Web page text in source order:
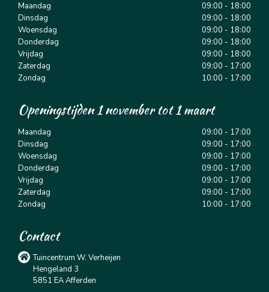
Maandag
09:00 - 18:00
Dinsdag
09:00 - 18:00
Woensdag
09:00 - 18:00
Donderdag
09:00 - 18:00
Vrijdag
09:00 - 18:00
Zaterdag
09:00 - 17:00
Zondag
10:00 - 17:00
Openingstijden 1 november tot 1 maart
Maandag
09:00 - 17:00
Dinsdag
09:00 - 17:00
Woensdag
09:00 - 17:00
Donderdag
09:00 - 17:00
Vrijdag
09:00 - 17:00
Zaterdag
09:00 - 17:00
Zondag
10:00 - 17:00
Contact
Tuincentrum W. Verheijen
Hengeland 3
5851 EA Afferden